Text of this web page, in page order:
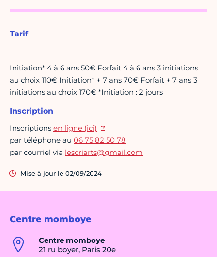
Centre momboye
Centre momboye
21 ru boyer, Paris 20e
Tarif
Initiation* 4 à 6 ans 50€ Forfait 4 à 6 ans 3 initiations
au choix 110€ Initiation* + 7 ans 70€ Forfait + 7 ans 3
initiations au choix 170€ *Initiation : 2 jours
Inscription
Inscriptions en ligne (ici)
par téléphone au 06 75 82 50 78
par courriel via lescriarts@gmail.com
Mise à jour le 02/09/2024